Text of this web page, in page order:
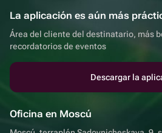
La aplicación es aún más
Área del cliente del destinatario, más
recordatorios de eventos
Descargar la
Oficina en Moscú